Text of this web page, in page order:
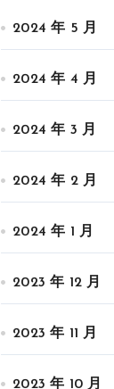
2024 年 5 月
2024 年 4 月
2024 年 3 月
2024 年 2 月
2024 年 1 月
2023 年 12 月
2023 年 11 月
2023 年 10 月